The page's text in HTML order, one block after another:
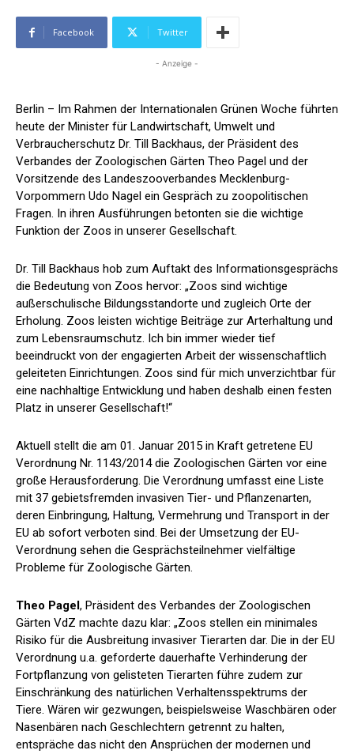
Facebook Twitter
- Anzeige -
Berlin – Im Rahmen der Internationalen Grünen Woche führten
heute der Minister für Landwirtschaft, Umwelt und
Verbraucherschutz Dr. Till Backhaus, der Präsident des
Verbandes der Zoologischen Gärten Theo Pagel und der
Vorsitzende des Landeszooverbandes Mecklenburg-
Vorpommern Udo Nagel ein Gespräch zu zoopolitischen
Fragen. In ihren Ausführungen betonten sie die wichtige
Funktion der Zoos in unserer Gesellschaft.
Dr. Till Backhaus hob zum Auftakt des Informationsgesprächs
die Bedeutung von Zoos hervor: „Zoos sind wichtige
außerschulische Bildungsstandorte und zugleich Orte der
Erholung. Zoos leisten wichtige Beiträge zur Arterhaltung und
zum Lebensraumschutz. Ich bin immer wieder tief
beeindruckt von der engagierten Arbeit der wissenschaftlich
geleiteten Einrichtungen. Zoos sind für mich unverzichtbar für
eine nachhaltige Entwicklung und haben deshalb einen festen
Platz in unserer Gesellschaft!“
Aktuell stellt die am 01. Januar 2015 in Kraft getretene EU
Verordnung Nr. 1143/2014 die Zoologischen Gärten vor eine
große Herausforderung. Die Verordnung umfasst eine Liste
mit 37 gebietsfremden invasiven Tier- und Pflanzenarten,
deren Einbringung, Haltung, Vermehrung und Transport in der
EU ab sofort verboten sind. Bei der Umsetzung der EU-
Verordnung sehen die Gesprächsteilnehmer vielfältige
Probleme für Zoologische Gärten.
Theo Pagel, Präsident des Verbandes der Zoologischen
Gärten VdZ machte dazu klar: „Zoos stellen ein minimales
Risiko für die Ausbreitung invasiver Tierarten dar. Die in der EU
Verordnung u.a. geforderte dauerhafte Verhinderung der
Fortpflanzung von gelisteten Tierarten führe zudem zur
Einschränkung des natürlichen Verhaltensspektrums der
Tiere. Wären wir gezwungen, beispielsweise Waschbären oder
Nasenbären nach Geschlechtern getrennt zu halten,
entspräche das nicht den Ansprüchen der modernen und